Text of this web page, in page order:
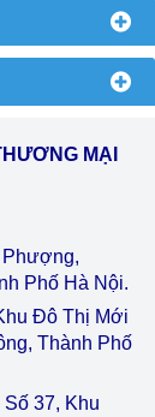
MẠI
Phượng,
Phố Hà Nội.
Đô Thị Mới
Thành Phố
37, Khu